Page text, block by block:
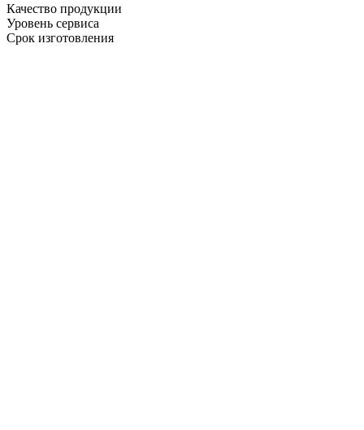
Качество продукции
Уровень сервиса
Срок изготовления